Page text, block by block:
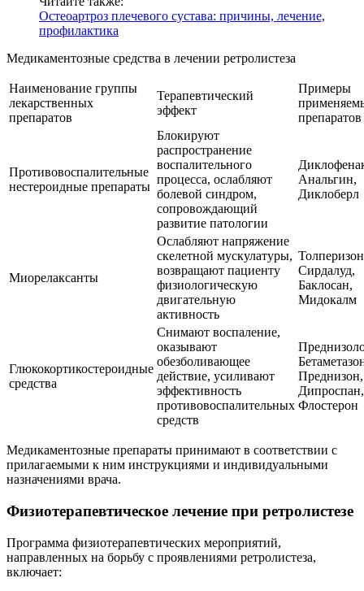
Остеоартроз плечевого сустава: причины, лечение,
профилактика
Медикаментозные средства в лечении ретролистеза
Наименование группы
лекарственных
препаратов
Терапевтический
эффект
Примеры
препаратов
Противовоспалительные
нестероидные препараты
Блокируют
распространение
воспалительного
процесса, ослабляют
болевой синдром,
сопровождающий
развитие патологии
Анальгин,
Диклоберл
Миорелаксанты
Ослабляют напряжение
скелетной мускулатуры,
возвращают пациенту
физиологическую
двигательную
активность
Сирдалуд,
Баклосан,
Мидокалм
Глюкокортикостероидные
средства
Снимают воспаление,
оказывают
обезболивающее
действие, усиливают
эффективность
противовоспалительных
средств
Преднизон,
Дипроспан,
Флостерон
Медикаментозные препараты принимают в соответствии с
прилагаемыми к ним инструкциями и индивидуальными
назначениями врача.
Физиотерапевтическое лечение при ретролистезе
Программа физиотерапевтических мероприятий,
направленных на борьбу с проявлениями ретролистеза,
включает: